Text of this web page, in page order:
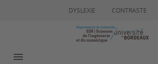
DYSLEXIE CONTRASTE